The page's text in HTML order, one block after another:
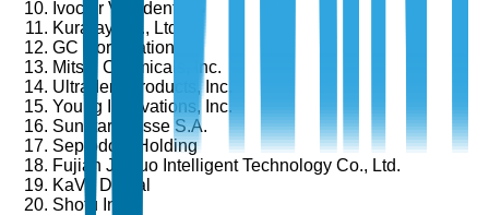
Ivoclar Vivadent AG
Kuraray Co., Ltd.
GC Corporation
Mitsui Chemicals, Inc.
Ultradent Products, Inc.
Young Innovations, Inc.
Sunstar Suisse S.A.
Septodont Holding
Fujian Jianuo Intelligent Technology Co., Ltd.
KaVo Dental
Shofu Inc.